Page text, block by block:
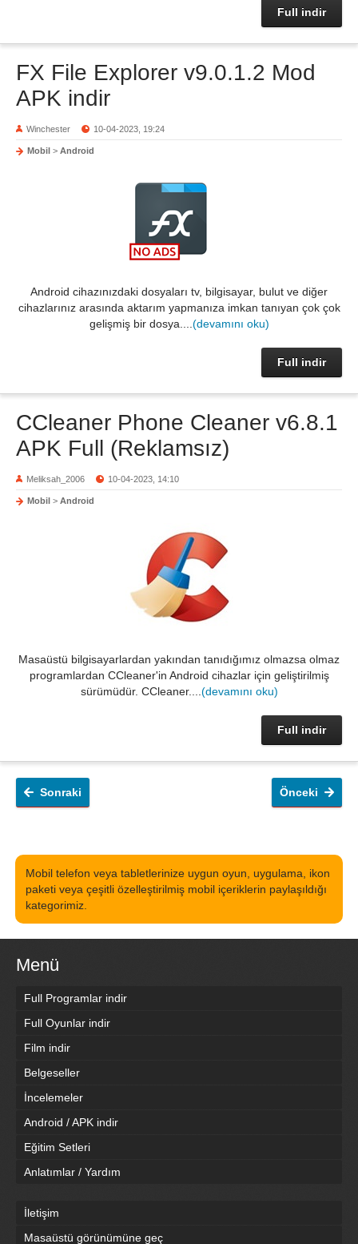
Full indir
FX File Explorer v9.0.1.2 Mod
APK indir
Winchester 10-04-2023, 19:24
Mobil > Android
Android cihazınızdaki dosyaları tv, bilgisayar, bulut ve diğer
cihazlarınız arasında aktarım yapmanıza imkan tanıyan çok çok
gelişmiş bir dosya.... (devamını oku)
Full indir
CCleaner Phone Cleaner v6.8.1
APK Full (Reklamsız)
Meliksah_2006 10-04-2023, 14:10
Mobil > Android
Masaüstü bilgisayarlardan yakından tanıdığımız olmazsa olmaz
programlardan CCleaner'in Android cihazlar için geliştirilmiş
sürümüdür. CCleaner.... (devamını oku)
Full indir
Önceki
Sonraki
Mobil telefon veya tabletlerinize uygun oyun, uygulama, ikon
paketi veya çeşitli özelleştirilmiş mobil içeriklerin paylaşıldığı
kategorimiz.
Menü
Full Programlar indir
Full Oyunlar indir
Film indir
Belgeseller
İncelemeler
Android / APK indir
Eğitim Setleri
Anlatımlar / Yardım
İletişim
Masaüstü görünümüne geç